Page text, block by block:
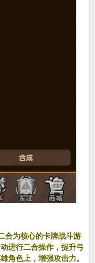
合为核心的卡牌战斗游
进行二合操作，提升弓
角色上，增强攻击力。